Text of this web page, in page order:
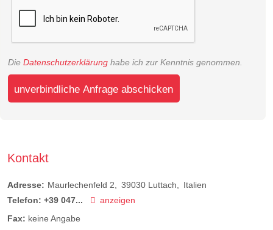
Die Datenschutzerklärung habe ich zur Kenntnis genommen.
unverbindliche Anfrage abschicken
Kontakt
Adresse: Maurlechenfeld 2 39030 Luttach
Italien
Telefon: +39 047...
anzeigen
Fax: keine Angabe